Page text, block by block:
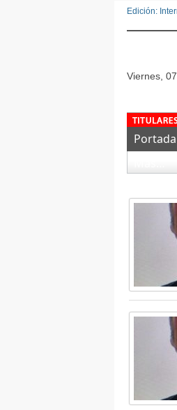
Edición:
viernes,
Portada